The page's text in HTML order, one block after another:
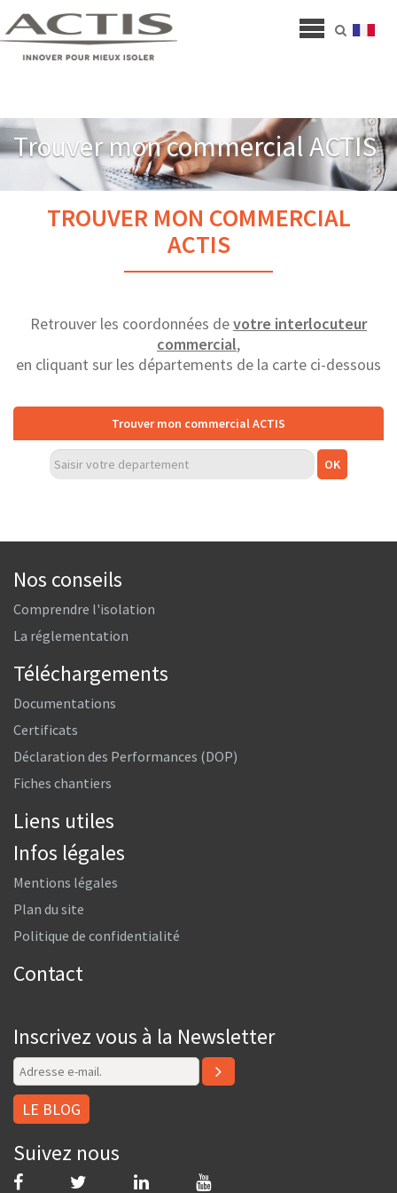
Trouver mon commercial ACTIS
TROUVER MON COMMERCIAL
ACTIS
Retrouver les coordonnées devotre interlocuteur
commercial,
en cliquant sur les départements de la carte ci-dessous
Trouver mon commercial ACTIS
Nos conseils
Comprendre l'isolation
La réglementation
Téléchargements
Documentations
Certificats
Déclaration des Performances (DOP)
Fiches chantiers
Liens utiles
Infos légales
Mentions légales
Plan du site
Politique de confidentialité
Contact
Inscrivez vous à la Newsletter
LE BLOG
Suivez nous